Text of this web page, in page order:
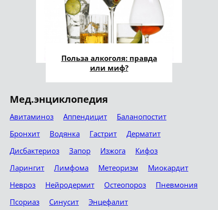
Польза алкоголя: правда
или миф?
Мед.энциклопедия
Авитаминоз Аппендицит
Баланопостит
Бронхит
Водянка Гастрит
Дерматит
Дисбактериоз
Запор Изжога
Кифоз
Ларингит
Лимфома Метеоризм
Миокардит
Невроз
Нейродермит Остеопороз
Пневмония
Псориаз
Синусит Энцефалит